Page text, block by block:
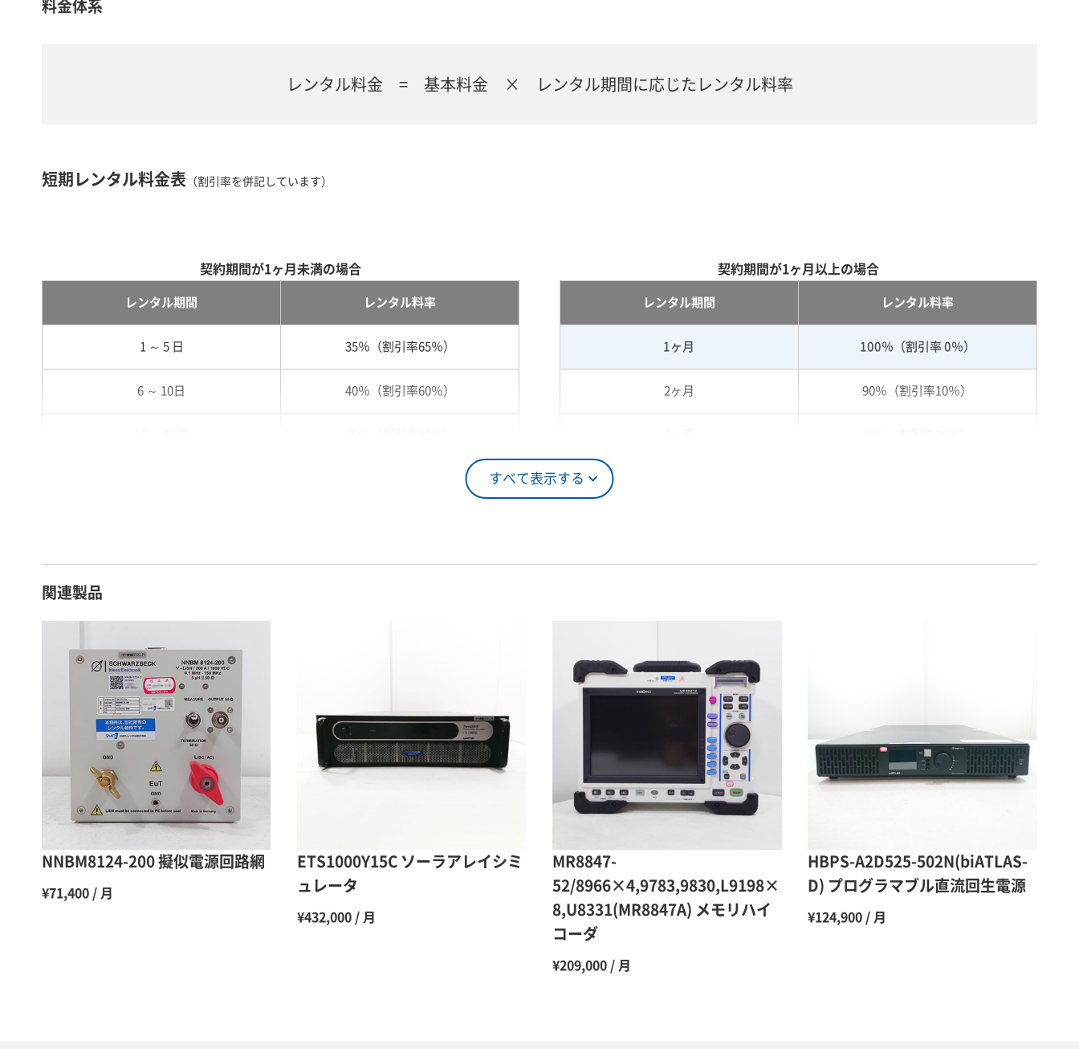
料金体系
レンタル料金 = 基本料金 × レンタル期間に応じたレンタル料率
短期レンタル料金表 （割引率を併記しています）
すべて表示する
契約期間が1ヶ月未満の場合
レンタル期間 レンタル料率
1 ～ 5 日 35％（割引率65％）
6 ～ 10日 40％（割引率60％）
26日 ～ 1ヶ月 100％（割引率 0％）
契約期間が1ヶ月以上の場合
レンタル期間 レンタル料率
1ヶ月 100％（割引率 0％）
2ヶ月 90％（割引率10％）
6ヶ月 65％（割引率35％）
48％（割引率52％）
11ヶ月 47％（割引率53％）
関連製品
NNBM8124-200 擬似電源回路網
¥71,400 / 月
ETS1000Y15C ソーラアレイシミ
ュレータ
¥432,000 / 月
MR8847-
52/8966×4,9783,9830,L9198×
8,U8331(MR8847A) メモリハイ
コーダ
¥209,000 / 月
HBPS-A2D525-502N(biATLAS-
D) プログラマブル直流回生電源
¥124,900 / 月